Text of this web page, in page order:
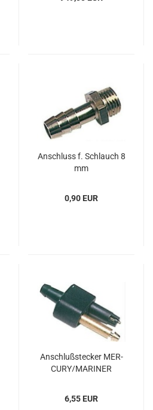
An­schluss f. Schlauch 8
mm
0,90 EUR
An­schluß­ste­cker MER­
CU­RY/MA­RI­NER
6,55 EUR